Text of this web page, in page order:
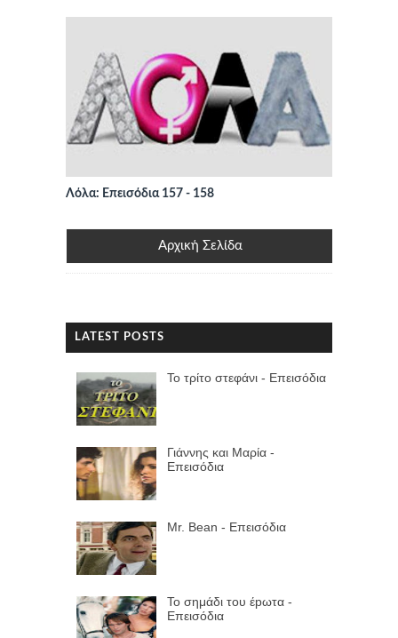
Λόλα: Επεισόδια 157 - 158
Αρχική Σελίδα
LATEST POSTS
Το τρίτο στεφάνι - Επεισόδια
Γιάννης και Μαρία -
Επεισόδια
Mr. Bean - Επεισόδια
Το σημάδι του έpωτα -
Επεισόδια